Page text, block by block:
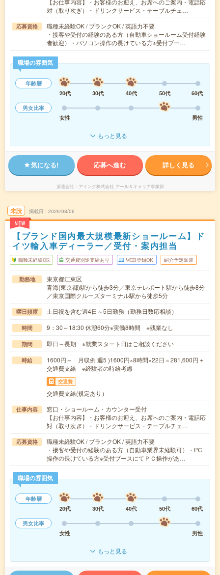
【お仕事内容】・お客様のお迎え、お席へのご案内・電話応
対（取り次ぎ）・ドリンクサービス・テーブルチェ…
応募資格
職種未経験OK / ブランクOK / 英語力不要
・接客や受付の経験のある方（自動車ショールーム受付経験
者歓迎）・パソコン操作の長けている方※受付ブー…
職場の雰囲気
年齢層
20代
30代 40代 50代
60代
男女比率
女性
男性
もっと見る
気になる! 応募へ進む 詳しく見る
派遣会社 アイング株式会社 アール＆キャリア事業部
未読
NEW
掲載日 2026/08/06
【ブランド国内最大規模最新ショールーム】ド
イツ輸入車ディーラー／受付・案内担当
職種未経験OK 交通費別途支給あり WEB登録OK 紹介予定派遣
勤務地
東京都江東区
青海(東京都)駅から徒歩3分／東京テレポート駅から徒歩8分
／東京国際クルーズターミナル駅から徒歩5分
曜日頻度 土日祝を含む週4日～5日勤務（勤務日数応相談）
時間 9：30～18:30 休憩60分※実働8時間 ※残業なし
期間 即日～長期 ※就業スタート日はご相談ください
時給
1600円～ 月収例 週5 )1600円×8時間×22日＝281,600円＋
交通費支給 ※経験者の時給考慮
交通費
交通費支給(規定あり）
仕事内容
窓口・ショールーム・カウンター受付
【お仕事内容】・お客様のお迎え、お席へのご案内・電話応
対（取り次ぎ）・ドリンクサービス・テーブルチェ…
応募資格
職種未経験OK / ブランクOK / 英語力不要
・接客や受付の経験のある方（自動車業界未経験可）・PC
操作の長けている方※受付ブースにてＰＣ操作があ…
職場の雰囲気
年齢層
20代
30代 40代 50代
60代
男女比率
女性
男性
もっと見る